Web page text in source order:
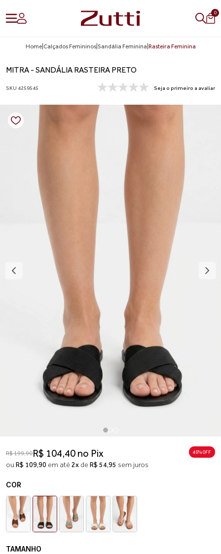
0
Home| Calçados Femininos| Sandália Feminina Rasteira Feminina
MITRA - SANDÁLIA RASTEIRA PRETO
SKU 4259545 Seja o primeiro a avaliar
R$ 199,90R$ 104,40 no Pix
ou R$ 109,90 em até 2x de R$ 54,95 sem juros
45% 0FF
COR
TAMANHO